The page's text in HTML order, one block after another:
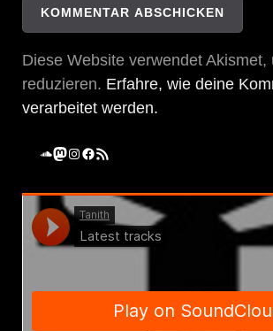
Diese Website verwendet Akismet,
reduzieren. Erfahre, wie deine
verarbeitet werden.
SoundCloud
Mastodon
Instagram
Facebook
RSS-Feed